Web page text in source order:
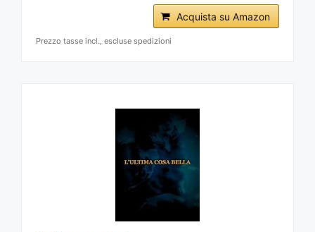
Acquista su Amazon
Prezzo tasse incl., escluse spedizioni